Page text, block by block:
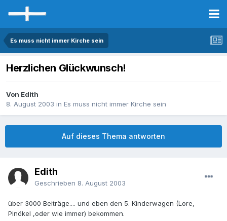
Es muss nicht immer Kirche sein
Herzlichen Glückwunsch!
Von Edith
8. August 2003 in Es muss nicht immer Kirche sein
Auf dieses Thema antworten
Edith
Geschrieben 8. August 2003
über 3000 Beiträge.... und eben den 5. Kinderwagen (Lore,
Pinökel ,oder wie immer) bekommen.